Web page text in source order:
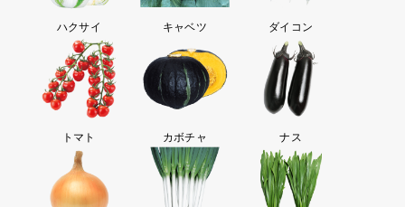
ハクサイ キャベツ ダイコン
トマト カボチャ ナス